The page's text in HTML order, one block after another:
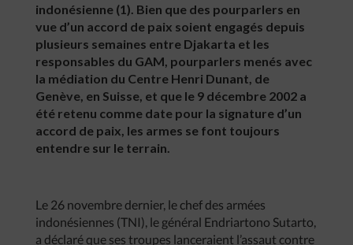
indonésienne (1). Bien que des pourparlers en
vue d’un accord de paix soient engagés depuis
plusieurs semaines entre Djakarta et les
responsables du GAM, pourparlers menés avec
la médiation du Centre Henri Dunant, de
Genève, en Suisse, et que le 9 décembre 2002 a
été retenu comme date pour la signature d’un
accord de paix, les armes se font toujours
entendre sur le terrain.
Le 26 novembre dernier, le chef des armées
indonésiennes (TNI), le général Endriartono Sutarto,
a déclaré que ses troupes lanceraient l’assaut contre